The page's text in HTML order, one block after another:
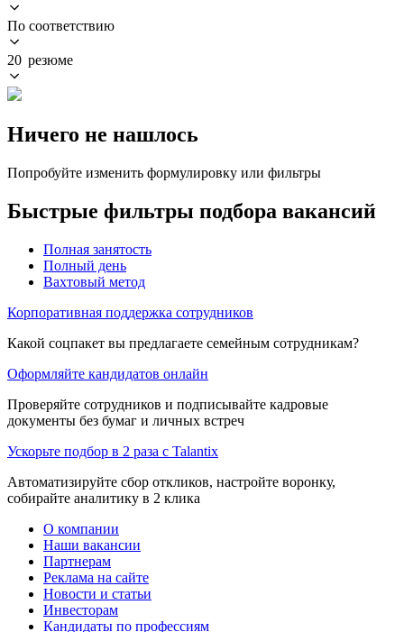
По соответствию
20 резюме
Ничего не нашлось
Попробуйте изменить формулировку или фильтры
Быстрые фильтры подбора вакансий
Полная занятость
Полный день
Вахтовый метод
Корпоративная поддержка сотрудников
Какой соцпакет вы предлагаете семейным сотрудникам?
Оформляйте кандидатов онлайн
Проверяйте сотрудников и подписывайте кадровые
документы без бумаг и личных встреч
Ускорьте подбор в 2 раза с Talantix
Автоматизируйте сбор откликов, настройте воронку,
собирайте аналитику в 2 клика
О компании
Наши вакансии
Партнерам
Реклама на сайте
Новости и статьи
Инвесторам
Кандидаты по профессиям